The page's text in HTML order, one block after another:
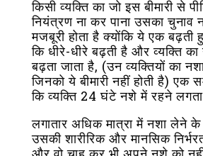
किसी व्यक्ति का जो इस बीमारी से
नियंत्रण ना कर पाना उसका चुनाव
मजबूरी होता है क्योंकि ये एक बढ़ती
कि धीरे-धीरे बढ़ती है और व्यक्ति का
बढ़ता जाता है, (उन व्यक्तियों का
जिनको ये बीमारी नहीं होती है) एक
कि व्यक्ति 24 घंटे नशे में रहने
लगातार अधिक मात्रा में नशा लेने
उसकी शारीरिक और मानसिक